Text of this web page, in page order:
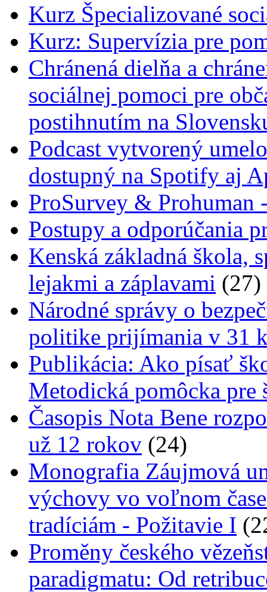
Kurz Špecializované
Kurz: Supervízia pre
Chránená dielňa a
sociálnej pomoci pre
postihnutím na
Podcast vytvorený
dostupný na Spotify aj
ProSurvey & Prohuman
Postupy a odporúčania
Kenská základná škola,
lejakmi a záplavami (27)
Národné správy o
politike prijímania v 31
Publikácia: Ako písať
Metodická pomôcka pre
Časopis Nota Bene
už 12 rokov (24)
Monografia Záujmová
výchovy vo voľnom
tradíciám - Požitavie I
Proměny českého
paradigmatu: Od